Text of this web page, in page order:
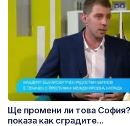
Ще промени ли това
показа как сградите...